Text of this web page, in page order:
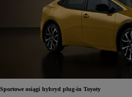
Sportowe osiągi hybryd plug-in Toyoty